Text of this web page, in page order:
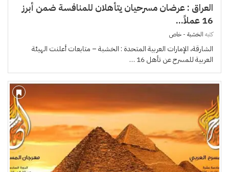
العراق : عرضان مسرحيان يتأهلان للمنافسة ضمن أبرز
16 عملاً...
كتبه الخشبة - خاص
الشارقة، الإمارات العربية المتحدة : الخشبة – متابعات أعلنت الهيئة
العربية للمسرح عن تأهل 16 …